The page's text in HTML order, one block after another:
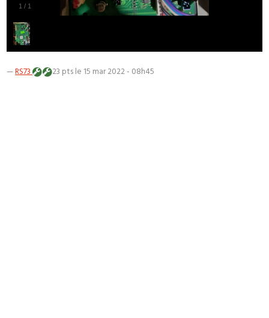
1 / 1
—RS73 23 ptsle 15 mar 2022 - 08h45